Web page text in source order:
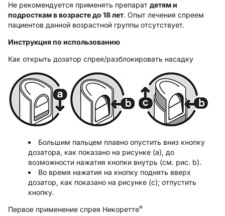
Не рекомендуется применять препарат детям и
подросткам в возрасте до 18 лет. Опыт лечения спреем
пациентов данной возрастной группы отсутствует.
Инструкция по использованию
Как открыть дозатор спрея/разблокировать насадку
Большим пальцем плавно опустить вниз кнопку
дозатора, как показано на рисунке (а), до
возможности нажатия кнопки внутрь (см. рис. b).
Во время нажатия на кнопку поднять вверх
дозатор, как показано на рисунке (с); отпустить
кнопку.
Первое применение спрея Никоретте®